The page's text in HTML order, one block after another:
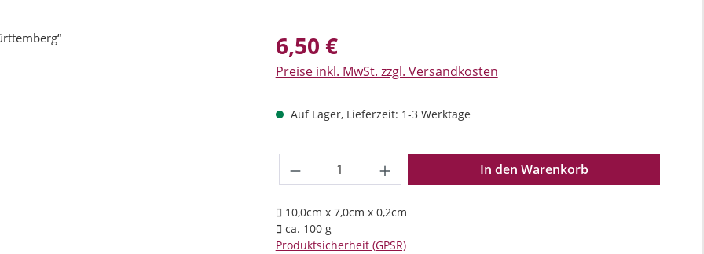
Regulärer Preis:
6,50 €
Preise inkl. MwSt. zzgl. Versandkosten
Auf Lager, Lieferzeit: 1-3 Werktage
Produkt Anzahl: Gib den gewünschten Wert
In den Warenkorb
10,0cm x 7,0cm x 0,2cm
ca. 100 g
Produktsicherheit (GPSR)